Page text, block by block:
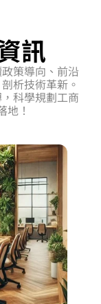
訊
策導向、前沿
析技術革新。
科學規劃工商
地！